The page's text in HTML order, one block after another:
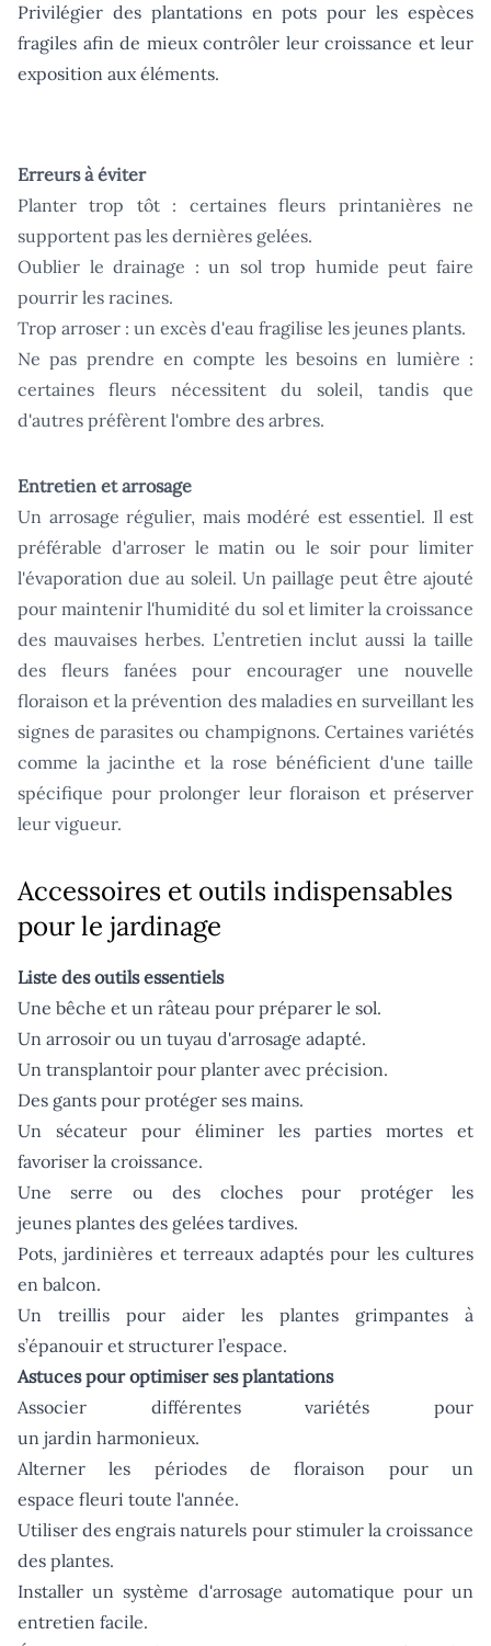
Privilégier des plantations en pots pour les espèces
fragiles afin de mieux contrôler leur croissance et leur
exposition aux éléments.
Erreurs à éviter
Planter trop tôt : certaines fleurs printanières ne
supportent pas les dernières gelées.
Oublier le drainage : un sol trop humide peut faire
pourrir les racines.
Trop arroser : un excès d'eau fragilise les jeunes plants.
Ne pas prendre en compte les besoins en lumière :
certaines fleurs nécessitent du soleil, tandis que
d'autres préfèrent l'ombre des arbres.
Entretien et arrosage
Un arrosage régulier, mais modéré est essentiel. Il est
préférable d'arroser le matin ou le soir pour limiter
l'évaporation due au soleil. Un paillage peut être ajouté
pour maintenir l'humidité du sol et limiter la croissance
des mauvaises herbes. L’entretien inclut aussi la taille
des fleurs fanées pour encourager une nouvelle
floraison et la prévention des maladies en surveillant les
signes de parasites ou champignons. Certaines variétés
comme la jacinthe et la rose bénéficient d'une taille
spécifique pour prolonger leur floraison et préserver
leur vigueur.
Accessoires et outils indispensables
pour le jardinage
Liste des outils essentiels
Une bêche et un râteau pour préparer le sol.
Un arrosoir ou un tuyau d'arrosage adapté.
Un transplantoir pour planter avec précision.
Des gants pour protéger ses mains.
Un sécateur pour éliminer les parties mortes et
favoriser la croissance.
Une serre ou des cloches pour protéger les
jeunes plantes des gelées tardives.
Pots, jardinières et terreaux adaptés pour les cultures
en balcon.
Un treillis pour aider les plantes grimpantes à
s’épanouir et structurer l’espace.
Astuces pour optimiser ses plantations
Associer différentes variétés pour
un jardin harmonieux.
Alterner les périodes de floraison pour un
espace fleuri toute l'année.
Utiliser des engrais naturels pour stimuler la croissance
des plantes.
Installer un système d'arrosage automatique pour un
entretien facile.